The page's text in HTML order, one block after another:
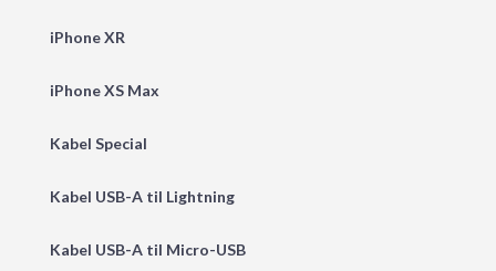
iPhone XR
iPhone XS Max
Kabel Special
Kabel USB-A til Lightning
Kabel USB-A til Micro-USB